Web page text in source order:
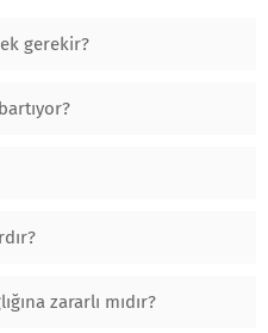
gerekir?
zararlı mıdır?